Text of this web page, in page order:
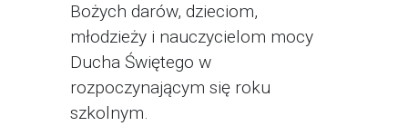
Bożych darów, dzieciom,
młodzieży i nauczycielom mocy
Ducha Świętego w
rozpoczynającym się roku
szkolnym.